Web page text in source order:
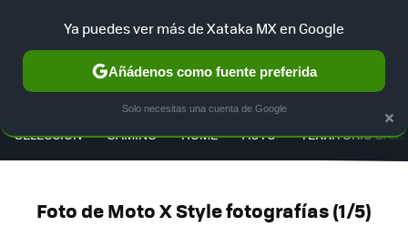
SELECCIÓN GAMING HOME AUTO TERRITORIO
Foto de Moto X Style fotografías (1/5)
×
Ya puedes ver más de Xataka MX en Google
Añádenos como fuente preferida
Solo necesitas una cuenta de Google